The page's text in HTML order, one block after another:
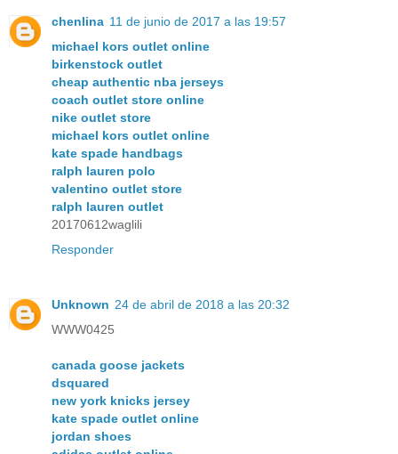
chenlina 11 de junio de 2017 a las 19:57
michael kors outlet online
birkenstock outlet
cheap authentic nba jerseys
coach outlet store online
nike outlet store
michael kors outlet online
kate spade handbags
ralph lauren polo
valentino outlet store
ralph lauren outlet
20170612waglili
Responder
Unknown 24 de abril de 2018 a las 20:32
WWW0425
canada goose jackets
dsquared
new york knicks jersey
kate spade outlet online
jordan shoes